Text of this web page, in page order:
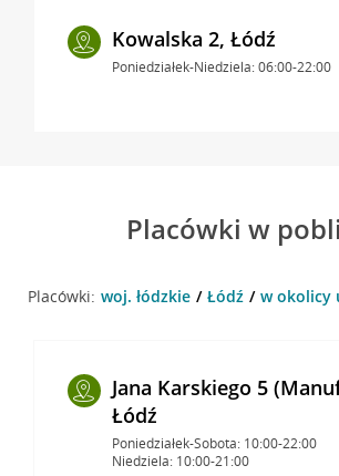
Kowalska 2, Łódź
Poniedziałek-Niedziela: 06:00-22:00
Placówki w
Placówki: woj. łódzkie Łódź w okolicy
Jana Karskiego 5
Łódź
Poniedziałek-Sobota: 10:00-22:00
Niedziela: 10:00-21:00